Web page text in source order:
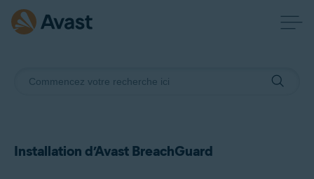
Installation d’Avast BreachGuard